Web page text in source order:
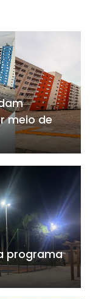
meio de
programa